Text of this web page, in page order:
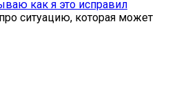
как я это исправил
ситуацию, которая может